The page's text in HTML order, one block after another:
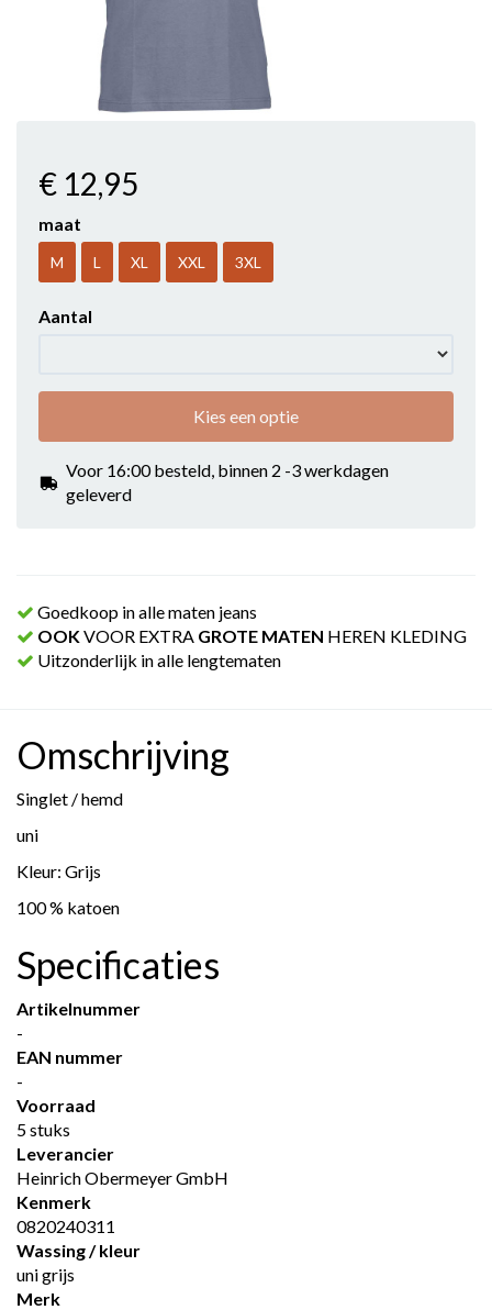
€ 12,95
maat
M L XL XXL 3XL
Aantal
Kies een optie
Voor 16:00 besteld, binnen 2 -3 werkdagen
geleverd
Goedkoop in alle maten jeans
OOKVOOR EXTRA GROTE MATEN HEREN KLEDING
Uitzonderlijk in alle lengtematen
Omschrijving
Singlet / hemd
uni
Kleur: Grijs
100 % katoen
Specificaties
Artikelnummer
-
EAN nummer
-
Voorraad
5 stuks
Leverancier
Heinrich Obermeyer GmbH
Kenmerk
0820240311
Wassing / kleur
uni grijs
Merk